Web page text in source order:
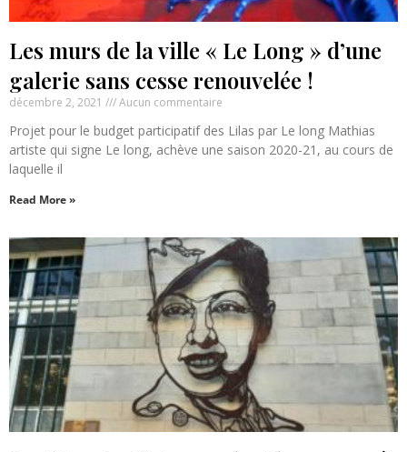
Les murs de la ville « Le Long » d’une
galerie sans cesse renouvelée !
décembre 2, 2021 Aucun commentaire
Projet pour le budget participatif des Lilas par Le long Mathias
artiste qui signe Le long, achève une saison 2020-21, au cours de
laquelle il
Read More »